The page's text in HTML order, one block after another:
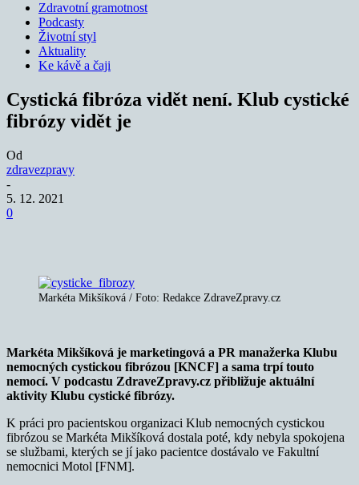
Zdravotní gramotnost
Podcasty
Životní styl
Aktuality
Ke kávě a čaji
Cystická fibróza vidět není. Klub cystické
fibrózy vidět je
Od
zdravezpravy
-
5. 12. 2021
0
Markéta Mikšíková / Foto: Redakce ZdraveZpravy.cz
Markéta Mikšíková je marketingová a PR manažerka Klubu
nemocných cystickou fibrózou [KNCF] a sama trpí touto
nemocí. V podcastu ZdraveZpravy.cz přibližuje aktuální
aktivity Klubu cystické fibrózy.
K práci pro pacientskou organizaci Klub nemocných cystickou
fibrózou se Markéta Mikšíková dostala poté, kdy nebyla spokojena
se službami, kterých se jí jako pacientce dostávalo ve Fakultní
nemocnici Motol [FNM].